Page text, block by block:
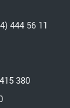
444 56 11
380